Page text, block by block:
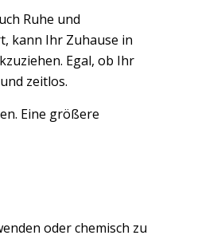
Ruhe und
kann Ihr Zuhause in
Egal, ob Ihr
zeitlos.
Eine größere
oder chemisch zu